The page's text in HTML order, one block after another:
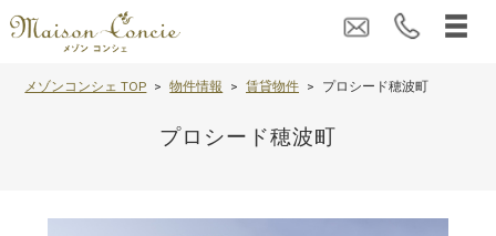
メゾンコンシェ TOP 物件情報 賃貸物件 プロシード穂波町
プロシード穂波町